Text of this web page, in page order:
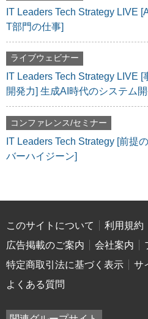
IT Leaders Tech Strategy LIVE
T部門の仕事]
ライブウェビナー
IT Leaders Tech Strategy LIVE
開発力] 生成AI時代のシステム開
コンファレンス/セミナー
IT Leaders Tech Strategy [前提
バーハイジーン]
このサイトについて 利用規約
広告掲載のご案内
会社案内
特定商取引法に基づく表示
サ
よくある質問